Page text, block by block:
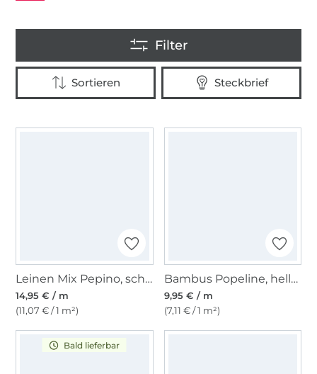
Leinen Mix Pepino, schwarz
14,95 € / m
(11,07 € / 1 m²)
Bambus Popeline, hellrot
9,95 € / m
(7,11 € / 1 m²)
Bald lieferbar